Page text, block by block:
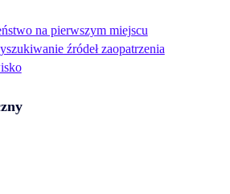
na pierwszym miejscu
źródeł zaopatrzenia